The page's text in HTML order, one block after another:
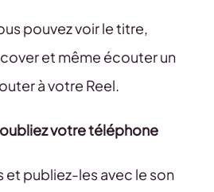
pouvez voir le titre,
cover et même écouter un
à votre Reel.
votre téléphone
et publiez-les avec le son